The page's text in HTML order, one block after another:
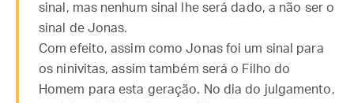
sinal, mas nenhum sinal lhe será dado, a não ser o
sinal de Jonas.
Com efeito, assim como Jonas foi um sinal para
os ninivitas, assim também será o Filho do
Homem para esta geração. No dia do julgamento,